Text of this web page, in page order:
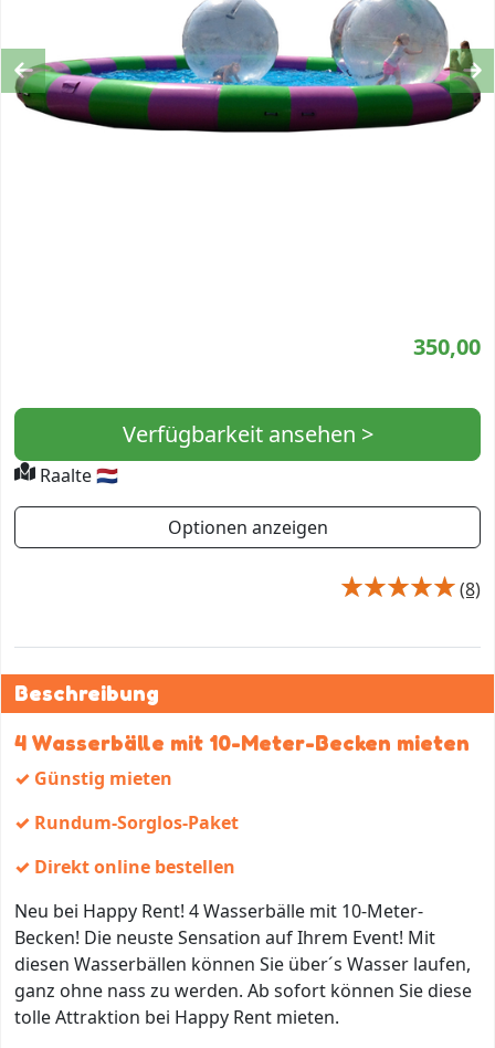
350,00
Verfügbarkeit ansehen >
Raalte 🇳🇱
Optionen anzeigen
(8)
Previous
Beschreibung
4 Wasserbälle mit 10-Meter-Becken mieten
✓ Günstig mieten
✓ Rundum-Sorglos-Paket
✓ Direkt online bestellen
Neu bei Happy Rent! 4 Wasserbälle mit 10-Meter-
Becken! Die neuste Sensation auf Ihrem Event! Mit
diesen Wasserbällen können Sie über´s Wasser laufen,
ganz ohne nass zu werden. Ab sofort können Sie diese
tolle Attraktion bei Happy Rent mieten.